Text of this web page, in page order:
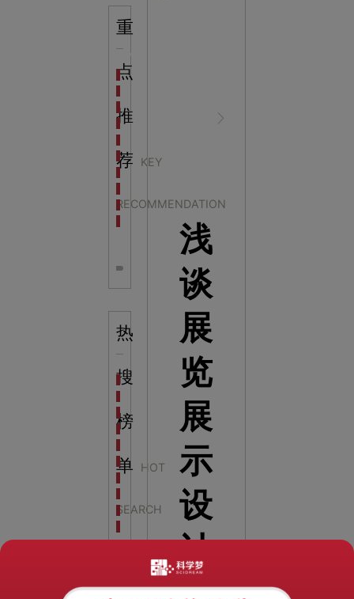
NEWS
CENTER
重
点
推
荐 KEY
RECOMMENDATION
海洋馆设计建设方案：展示内容和互动体验设计
非遗文化展厅设计要点：展厅布局策展技巧和创新元
航空航天科技馆设计思路：如何设计促进公众的兴趣
目前科技馆的展示内容主要包含哪些几个方面？
全息体验馆设计：打造身临其境的奇妙世界
热
搜
榜
单 HOT
SEARCH
科学梦成功中标公主岭市科技馆新馆项目
科学梦中标中国科学技术馆2022年中国流动科技馆
科学梦中标洛阳市科学技术馆展品采购项目
科学梦中标方城县科技馆展厅升级项目
科学梦中标濮阳县科技馆公共安全体验馆项目
科学梦集团中标广西大学海洋科教馆项目
科学梦集团中标淮师附小科技长廊展项目
科学梦集团中标洪泽湖治理保护展示馆项目
浅
谈
展
览
展
示
设
计